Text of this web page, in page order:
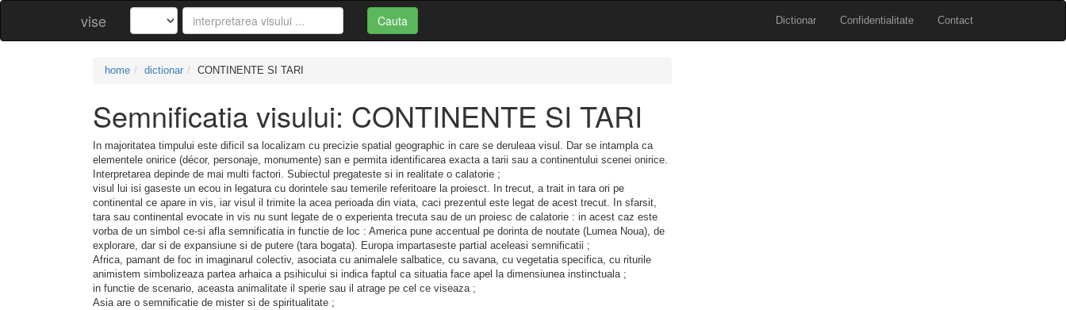
vise Dictionar Confidentialitate Contact
Cauta
home dictionar CONTINENTE SI TARI
Semnificatia visului: CONTINENTE SI TARI
In majoritatea timpului este dificil sa localizam cu precizie spatial geographic in care se deruleaa visul. Dar se intampla ca
elementele onirice (décor, personaje, monumente) san e permita identificarea exacta a tarii sau a continentului scenei onirice.
Interpretarea depinde de mai multi factori. Subiectul pregateste si in realitate o calatorie ;
visul lui isi gaseste un ecou in legatura cu dorintele sau temerile referitoare la proiesct. In trecut, a trait in tara ori pe
continental ce apare in vis, iar visul il trimite la acea perioada din viata, caci prezentul este legat de acest trecut. In sfarsit,
tara sau continental evocate in vis nu sunt legate de o experienta trecuta sau de un proiesc de calatorie : in acest caz este
vorba de un simbol ce-si afla semnificatia in functie de loc : America pune accentual pe dorinta de noutate (Lumea Noua), de
explorare, dar si de expansiune si de putere (tara bogata). Europa impartaseste partial aceleasi semnificatii ;
Africa, pamant de foc in imaginarul colectiv, asociata cu animalele salbatice, cu savana, cu vegetatia specifica, cu riturile
animistem simbolizeaza partea arhaica a psihicului si indica faptul ca situatia face apel la dimensiunea instinctuala ;
in functie de scenario, aceasta animalitate il sperie sau il atrage pe cel ce viseaza ;
Asia are o semnificatie de mister si de spiritualitate ;